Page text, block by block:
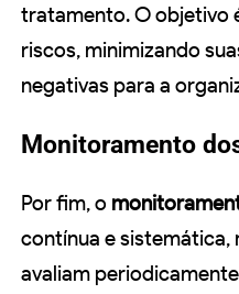
tratamento. O objetivo
riscos, minimizando
negativas para a
Monitoramento
Por fim, o
contínua e sistemática,
avaliam